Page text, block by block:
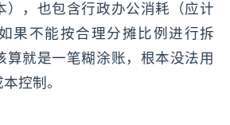
），也包含行政办公消耗（应计
果不能按合理分摊比例进行拆
算就是一笔糊涂账，根本没法用
控制。